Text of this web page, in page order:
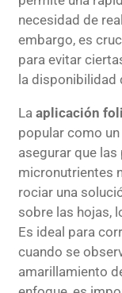
necesidad de
embargo, es
para evitar
la disponibilidad
La aplicación
popular como
asegurar que
micronutrientes
rociar una
sobre las hojas,
Es ideal para
cuando se
amarillamiento